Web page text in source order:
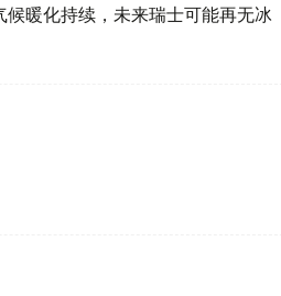
暖化持续，未来瑞士可能再无冰